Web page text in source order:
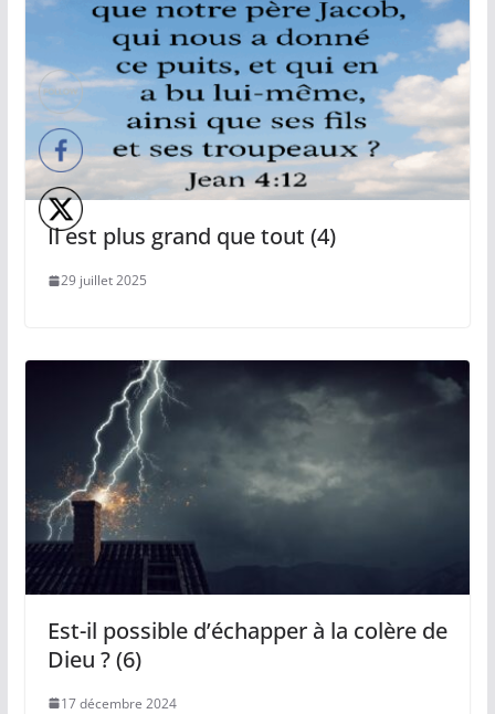
Il est plus grand que tout (4)
29 juillet 2025
Est-il possible d’échapper à la colère de
Dieu ? (6)
17 décembre 2024